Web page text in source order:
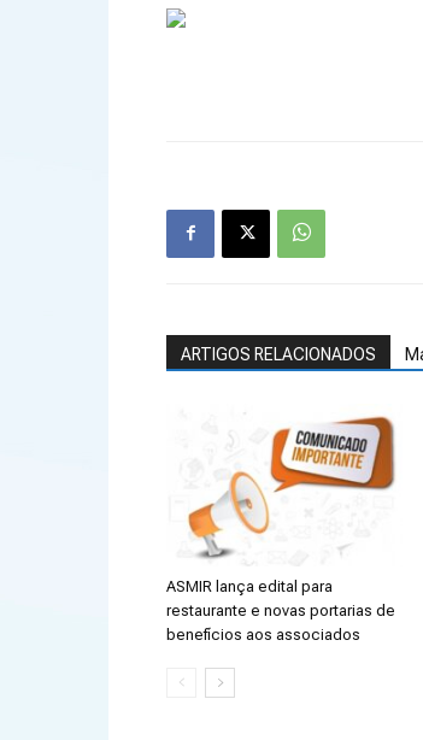
ARTIGOS RELACIONADOS
ASMIR lança edital para
restaurante e novas portarias de
benefícios aos associados